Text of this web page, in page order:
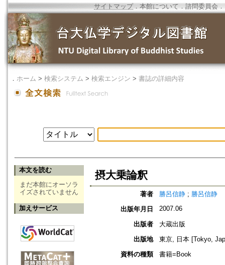
サイトマップ．本館について ． 諮問委員会 ．
． ホーム > 検索システム > 検索エンジン > 書誌の詳細内容
本文を読む
まだ本館にオーソラ
イズされていません
加えサービス
摂大乗論釈
著者 勝呂信静 ; 勝呂信静
出版年月日
2007.06
出版者
大蔵出版
出版地
東京, 日本 [Tokyo,
資料の種類
書籍=Book